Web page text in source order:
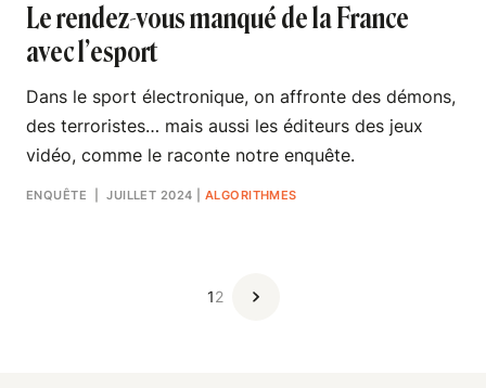
Le rendez-vous manqué de la France
avec l’esport
Dans le sport électronique, on affronte des démons,
des terroristes… mais aussi les éditeurs des jeux
vidéo, comme le raconte notre enquête.
ENQUÊTE | JUILLET 2024 ALGORITHMES
12